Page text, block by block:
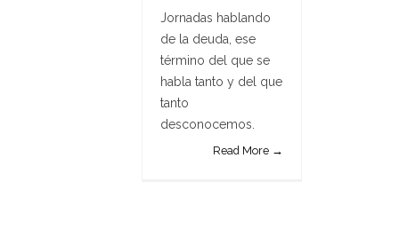
Jornadas hablando
de la deuda, ese
término del que se
habla tanto y del que
tanto
desconocemos.
Read More →